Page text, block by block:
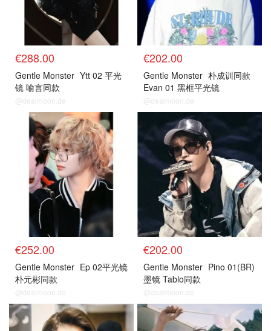
€288.00
Gentle Monster Ytt 02 平光
镜 喻言同款
@dealmoon.de
€202.00
Gentle Monster 朴成训同款
Evan 01 黑框平光镜
@dealmoon.de
€252.00
Gentle Monster Ep 02平光镜
朴元彬同款
@dealmoon.de
€202.00
Gentle Monster Pino 01(BR)
墨镜 Tablo同款
@dealmoon.de